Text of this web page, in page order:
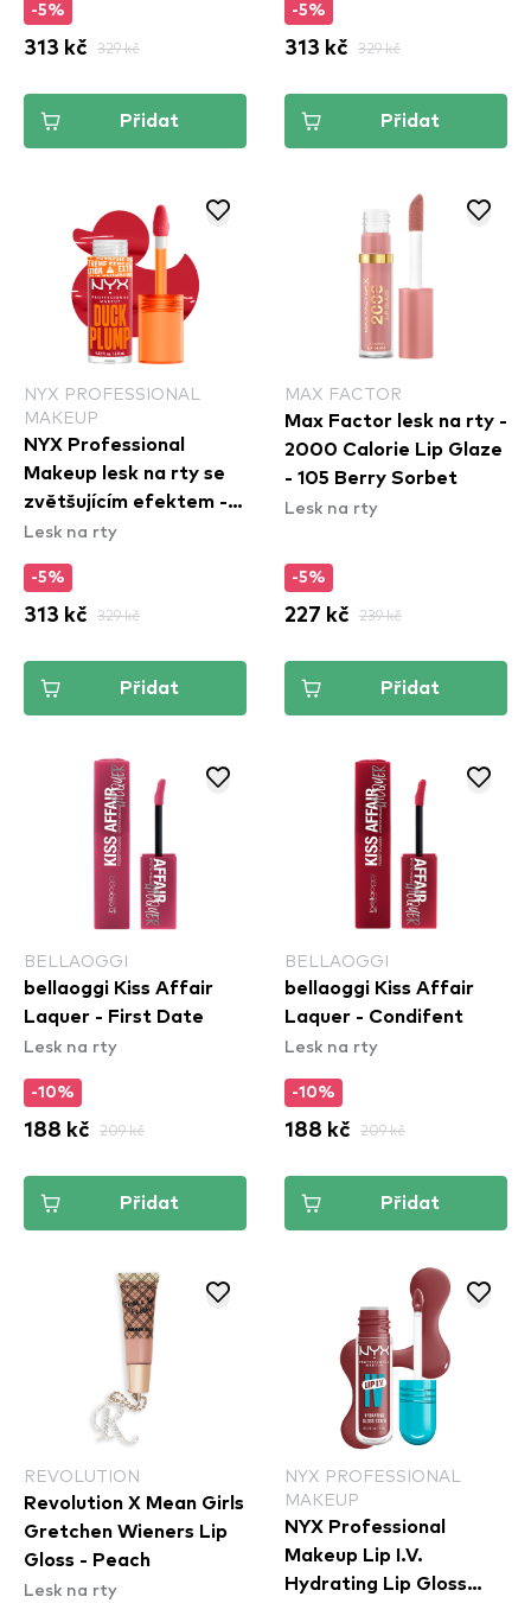
Strike A Rose
(DPLL09)
-5%
313 kč 329 kč
Přidat
Mauve Out Of My Way
(DPLL08)
-5%
313 kč 329 kč
Přidat
NYX PROFESSIONAL
MAKEUP
NYX Professional
Makeup lesk na rty se
zvětšujícím efektem -
Duck Plump High
Cherry Spice (DPLL19)
Lesk na rty
-5%
313 kč 329 kč
Přidat
MAX FACTOR
Max Factor lesk na rty -
2000 Calorie Lip Glaze
- 105 Berry Sorbet
Lesk na rty
-5%
227 kč 239 kč
Přidat
BELLAOGGI
bellaoggi Kiss Affair
Laquer - First Date
Lesk na rty
-10%
188 kč 209 kč
Přidat
BELLAOGGI
bellaoggi Kiss Affair
Laquer - Condifent
Lesk na rty
-10%
188 kč 209 kč
Přidat
REVOLUTION
Revolution X Mean Girls
Gretchen Wieners Lip
Gloss - Peach
Lesk na rty
NYX PROFESSIONAL
MAKEUP
NYX Professional
Makeup Lip I.V.
Hydrating Lip Gloss